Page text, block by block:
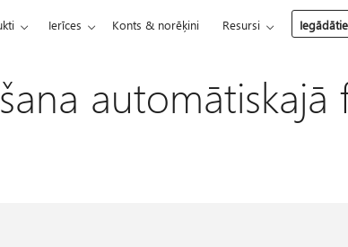
Ierīces Konts & norēķini Resursi
automātiskajā